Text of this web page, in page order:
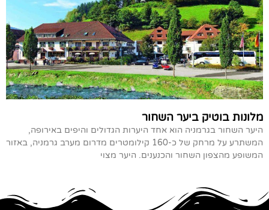
מלונות בוטיק ביער השחור
היער השחור בגרמניה הוא אחד היערות הגדולים והיפים באירופה,
המשתרע על מרחק של כ-160 קילומטרים מדרום מערב גרמניה, באזור
המשופע מהצפון השחור והכנענים. היער מצוי